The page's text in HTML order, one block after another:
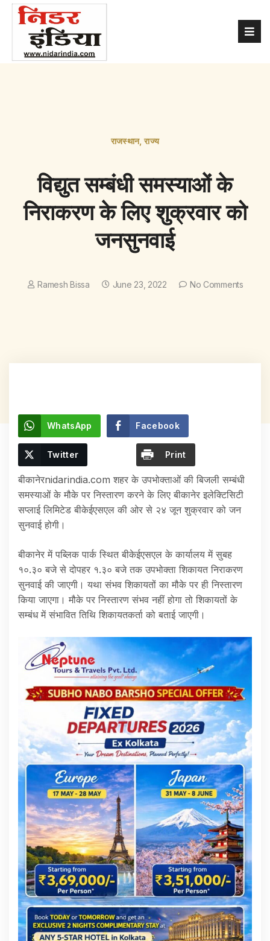
राजस्थान,राज्य
विद्युत सम्बंधी समस्याओं के
निराकरण के लिए शुक्रवार को
जनसुनवाई
Ramesh Bissa June 23, 2022 No Comments
WhatsApp Facebook
Twitter Print
बीकानेरnidarindia.com शहर के उपभोक्ताओं की बिजली सम्बंधी
समस्याओं के मौके पर निस्तारण करने के लिए बीकानेर इलेक्टिसिटी
सप्लाई लिमिटेड बीकेईएसएल की ओर से २४ जून शुक्रवार को जन
सुनवाई होगी।
बीकानेर में पब्लिक पार्क स्थित बीकेईएसएल के कार्यालय में सुबह
१०.३० बजे से दोपहर १.३० बजे तक उपभोक्ता शिकायत निराकरण
सुनवाई की जाएगी। यथा संभव शिकायतों का मौके पर ही निस्तारण
किया जाएगा। मौके पर निस्तारण संभव नहीं होगा तो शिकायतों के
सम्बंध में संभावित तिथि शिकायतकर्ता को बताई जाएगी।